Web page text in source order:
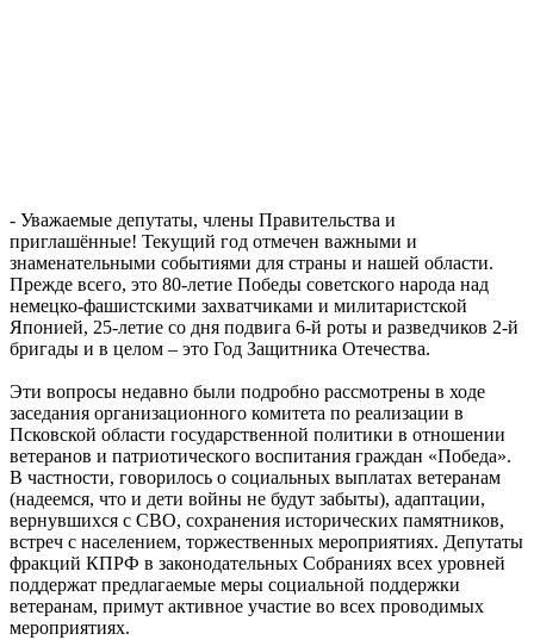
- Уважаемые депутаты, члены Правительства и
приглашённые! Текущий год отмечен важными и
знаменательными событиями для страны и нашей области.
Прежде всего, это 80-летие Победы советского народа над
немецко-фашистскими захватчиками и милитаристской
Японией, 25-летие со дня подвига 6-й роты и разведчиков 2-й
бригады и в целом – это Год Защитника Отечества.
Эти вопросы недавно были подробно рассмотрены в ходе
заседания организационного комитета по реализации в
Псковской области государственной политики в отношении
ветеранов и патриотического воспитания граждан «Победа».
В частности, говорилось о социальных выплатах ветеранам
(надеемся, что и дети войны не будут забыты), адаптации,
вернувшихся с СВО, сохранения исторических памятников,
встреч с населением, торжественных мероприятиях. Депутаты
фракций КПРФ в законодательных Собраниях всех уровней
поддержат предлагаемые меры социальной поддержки
ветеранам, примут активное участие во всех проводимых
мероприятиях.